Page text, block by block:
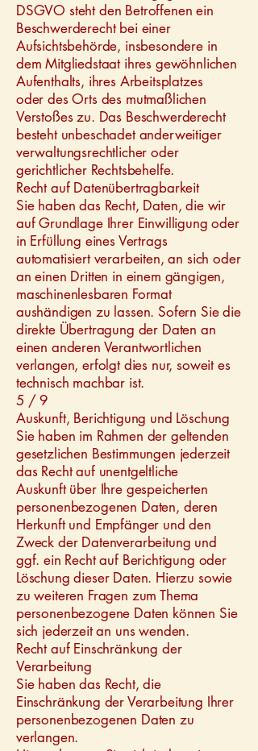
DSGVO steht den Betroffenen ein
Beschwerderecht bei einer
Aufsichtsbehörde, insbesondere in
dem Mitgliedstaat ihres gewöhnlichen
Aufenthalts, ihres Arbeitsplatzes
oder des Orts des mutmaßlichen
Verstoßes zu. Das Beschwerderecht
besteht unbeschadet anderweitiger
verwaltungsrechtlicher oder
gerichtlicher Rechtsbehelfe.
Recht auf Datenübertragbarkeit
Sie haben das Recht, Daten, die wir
auf Grundlage Ihrer Einwilligung oder
in Erfüllung eines Vertrags
automatisiert verarbeiten, an sich oder
an einen Dritten in einem gängigen,
maschinenlesbaren Format
aushändigen zu lassen. Sofern Sie die
direkte Übertragung der Daten an
einen anderen Verantwortlichen
verlangen, erfolgt dies nur, soweit es
technisch machbar ist.
5 / 9
Auskunft, Berichtigung und Löschung
Sie haben im Rahmen der geltenden
gesetzlichen Bestimmungen jederzeit
das Recht auf unentgeltliche
Auskunft über Ihre gespeicherten
personenbezogenen Daten, deren
Herkunft und Empfänger und den
Zweck der Datenverarbeitung und
ggf. ein Recht auf Berichtigung oder
Löschung dieser Daten. Hierzu sowie
zu weiteren Fragen zum Thema
personenbezogene Daten können Sie
sich jederzeit an uns wenden.
Recht auf Einschränkung der
Verarbeitung
Sie haben das Recht, die
Einschränkung der Verarbeitung Ihrer
personenbezogenen Daten zu
verlangen.